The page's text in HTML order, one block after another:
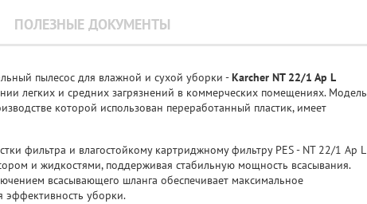
ПОЛЕЗНЫЕ ДОКУМЕНТЫ
пылесос для влажной и сухой уборки -Karcher NT 22/1 Ap L
легких и средних загрязнений в коммерческих помещениях. Модель
которой использован переработанный пластик, имеет
фильтра и влагостойкому картриджному фильтру PES - NT 22/1 Ap L
и жидкостями, поддерживая стабильную мощность всасывания.
всасывающего шланга обеспечивает максимальное
эффективность уборки.